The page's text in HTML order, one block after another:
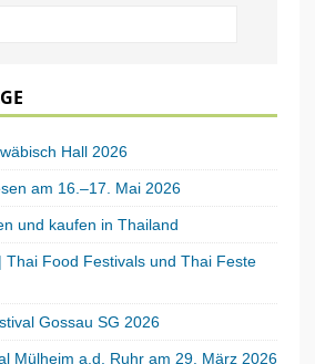
Hall 2026
am 16.–17. Mai 2026
und kaufen in Thailand
Thai Food Festivals und Thai Feste
Gossau SG 2026
Mülheim a.d. Ruhr am 29. März 2026